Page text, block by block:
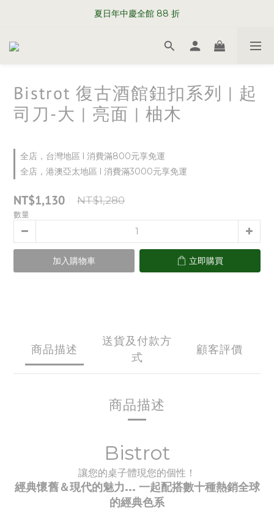
WELCOME TO SABRE PARIS
夏日年中慶全館 88 折
WELCOME TO SABRE PARIS
Bistrot 復古酒館鈕扣系列 | 起
司刀-大 | 亮面 | 柚木
全店，台灣地區 l 消費滿800元享免運
全店，港澳亞太地區 l 消費滿3000元享免運
NT$1,130 NT$1,280
數量
加入購物車 立即購買
商品描述
送貨及付款方
式
顧客評價
商品描述
Bistrot
讓您的桌子體現您的個性！
經典懷舊＆現代的魅力... 一起配搭數十種熱銷全球
的經典色系